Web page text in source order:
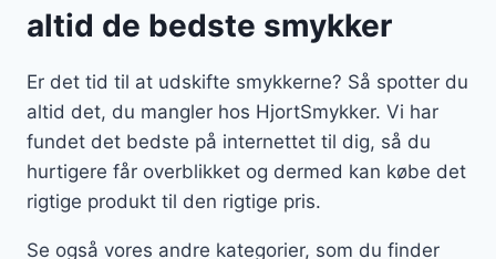
altid de bedste smykker
Er det tid til at udskifte smykkerne? Så spotter du
altid det, du mangler hos HjortSmykker. Vi har
fundet det bedste på internettet til dig, så du
hurtigere får overblikket og dermed kan købe det
rigtige produkt til den rigtige pris.
Se også vores andre kategorier, som du finder